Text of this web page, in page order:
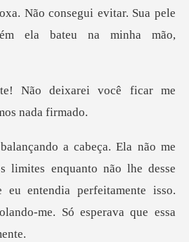
evitar. Sua pele
e
xarei você ficar me
tes enquanto não lhe desse
entendia perfeitamente isso.